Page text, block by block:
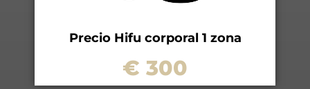
Precio Hifu corporal 1 zona
€ 300